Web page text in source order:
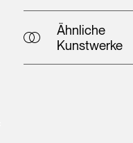
Ähnliche
Kunstwerke